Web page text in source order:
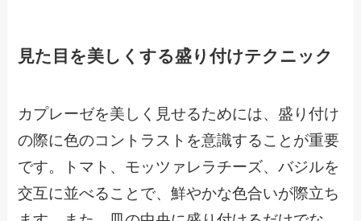
見た目を美しくする盛り付けテクニック
カプレーゼを美しく見せるためには、盛り付け
の際に色のコントラストを意識することが重要
です。トマト、モッツァレラチーズ、バジルを
交互に並べることで、鮮やかな色合いが際立ち